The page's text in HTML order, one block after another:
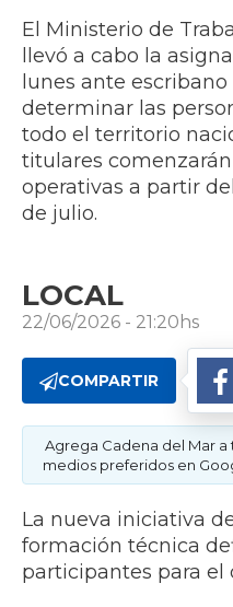
El Ministerio de
llevó a cabo la
lunes ante
determinar las
todo el territorio
titulares
operativas a partir
de julio.
LOCAL
22/06/2026 - 21:20hs
COMPARTIR
Agrega Cadena del Mar a
medios preferidos en
La nueva iniciativa
formación técnica
participantes para el